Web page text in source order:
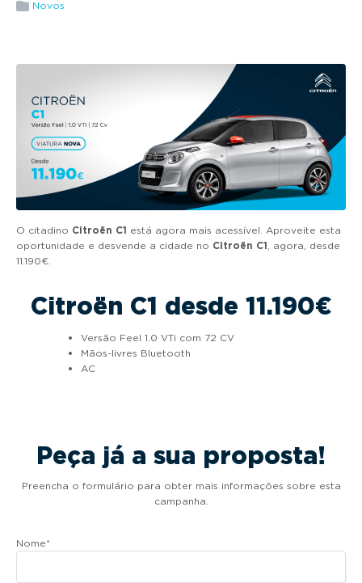
g
i
n
Novos
O citadino Citroën C1 está agora mais acessível. Aproveite esta
oportunidade e desvende a cidade no Citroën C1, agora, desde
11.190€.
Citroën C1 desde 11.190€
Versão Feel 1.0 VTi com 72 CV
Mãos-livres Bluetooth
AC
Peça já a sua proposta!
Preencha o formulário para obter mais informações sobre esta
campanha.
Nome*